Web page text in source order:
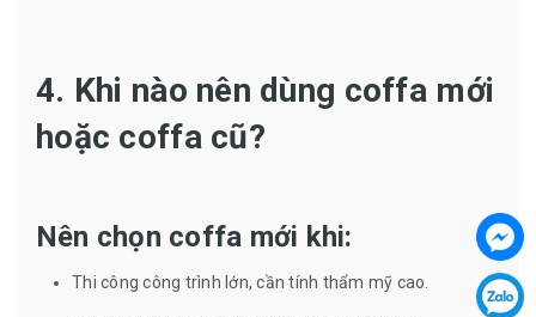
4. Khi nào nên dùng coffa mới
hoặc coffa cũ?
Nên chọn coffa mới khi:
Thi công công trình lớn, cần tính thẩm mỹ cao.